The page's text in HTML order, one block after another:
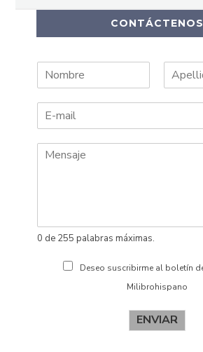
CONTÁCTENOS
o
b
p
l
0 de 255 palabras máximas.
Deseo suscribirme al boletín
Milibrohispano
ENVIAR